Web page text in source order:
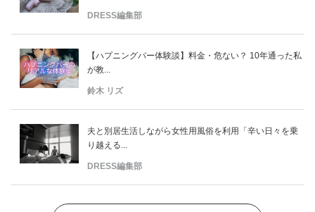
DRESS編集部
【ハプニングバー体験談】料金・危ない？ 10年通った私
が教...
鈴木 リズ
夫と別居生活しながら女性用風俗を利用「辛い日々を乗
り越える...
DRESS編集部